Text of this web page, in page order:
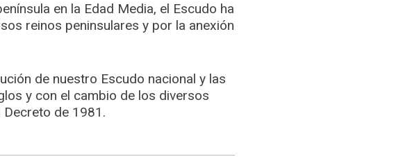
en la Edad Media, el Escudo ha
reinos peninsulares y por la anexión
de nuestro Escudo nacional y las
y con el cambio de los diversos
de 1981.